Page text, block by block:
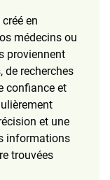
en
médecins ou
proviennent
de recherches
confiance et
et une
informations
trouvées